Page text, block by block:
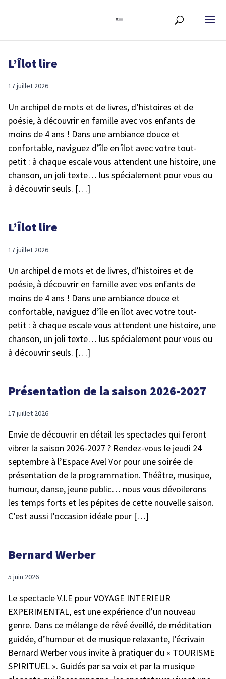
L’Îlot lire
17 juillet 2026
Un archipel de mots et de livres, d’histoires et de
poésie, à découvrir en famille avec vos enfants de
moins de 4 ans ! Dans une ambiance douce et
confortable, naviguez d’île en îlot avec votre tout-
petit : à chaque escale vous attendent une histoire, une
chanson, un joli texte… lus spécialement pour vous ou
à découvrir seuls. […]
L’Îlot lire
17 juillet 2026
Un archipel de mots et de livres, d’histoires et de
poésie, à découvrir en famille avec vos enfants de
moins de 4 ans ! Dans une ambiance douce et
confortable, naviguez d’île en îlot avec votre tout-
petit : à chaque escale vous attendent une histoire, une
chanson, un joli texte… lus spécialement pour vous ou
à découvrir seuls. […]
Présentation de la saison 2026-2027
17 juillet 2026
Envie de découvrir en détail les spectacles qui feront
vibrer la saison 2026-2027 ? Rendez-vous le jeudi 24
septembre à l’Espace Avel Vor pour une soirée de
présentation de la programmation. Théâtre, musique,
humour, danse, jeune public… nous vous dévoilerons
les temps forts et les pépites de cette nouvelle saison.
C’est aussi l’occasion idéale pour […]
Bernard Werber
5 juin 2026
Le spectacle V.I.E pour VOYAGE INTERIEUR
EXPERIMENTAL, est une expérience d’un nouveau
genre. Dans ce mélange de rêvé éveillé, de méditation
guidée, d’humour et de musique relaxante, l’écrivain
Bernard Werber vous invite à pratiquer du « TOURISME
SPIRITUEL ». Guidés par sa voix et par la musique